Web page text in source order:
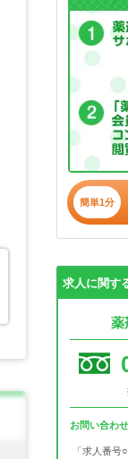
簡単1分
求人に関す
薬
お問い合わ
「求人番